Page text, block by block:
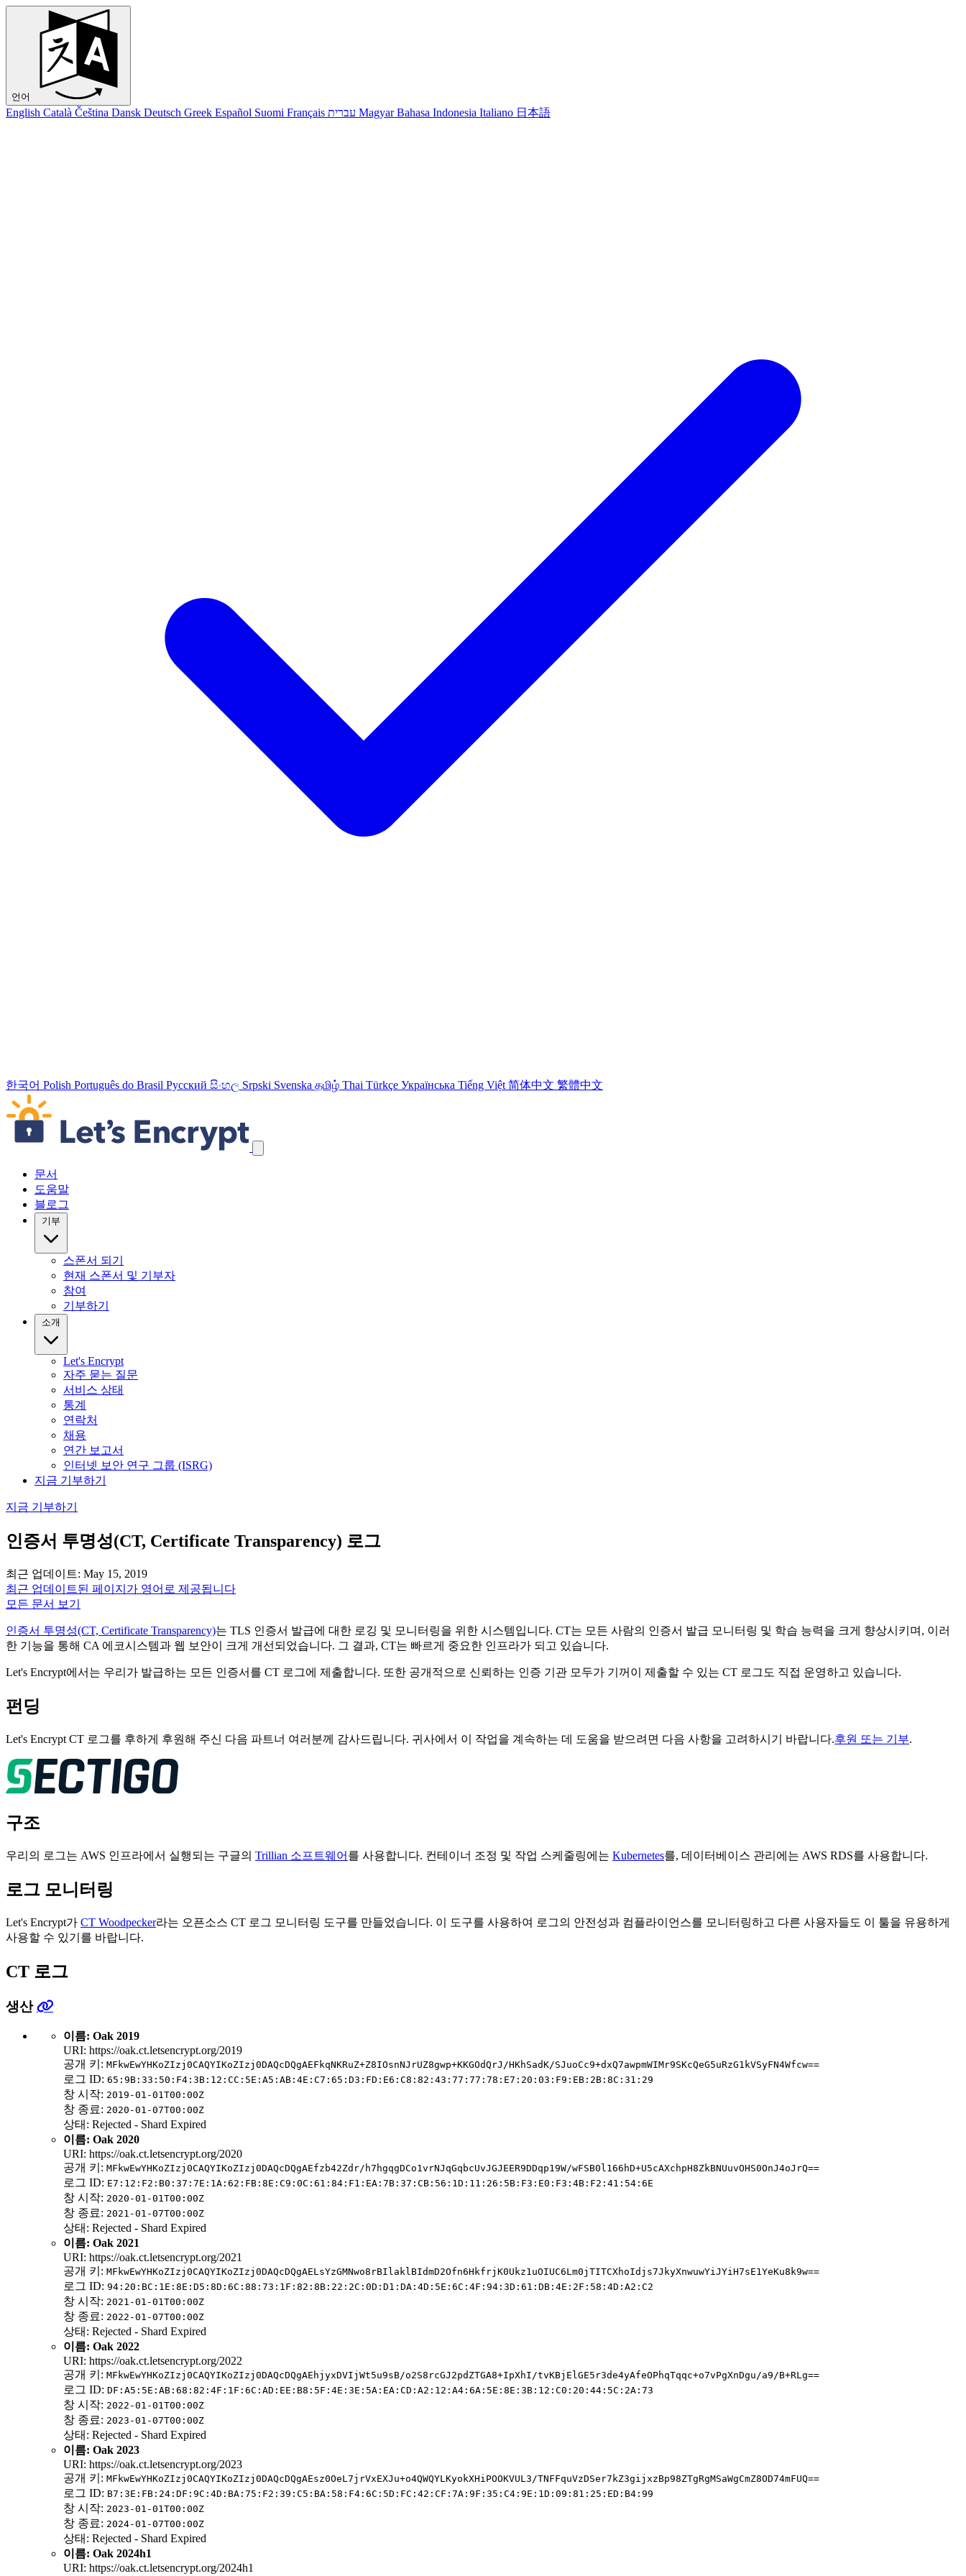
언어
English Català Čeština Dansk Deutsch Greek Español Suomi Français עברית Magyar Bahasa Indonesia Italiano 日本語
한국어 Polish Português do Brasil Русский සිංහල Srpski Svenska தமிழ் Thai Türkçe Українська Tiếng Việt 简体中文 繁體中文
탐색 링크 건너뛰기
문서
도움말
블로그
기부
스폰서 되기
현재 스폰서 및 기부자
참여
기부하기
소개
Let's Encrypt
자주 묻는 질문
서비스 상태
통계
연락처
채용
연간 보고서
인터넷 보안 연구 그룹 (ISRG)
지금 기부하기
지금 기부하기
인증서 투명성(CT, Certificate Transparency) 로그
최근 업데이트: May 15, 2019
최근 업데이트된 페이지가 영어로 제공됩니다
모든 문서 보기
인증서 투명성(CT, Certificate Transparency)는 TLS 인증서 발급에 대한 로깅 및 모니터링을 위한 시스템입니다. CT는 모든 사람의 인증서 발급 모니터링 및 학습 능력을 크게 향상시키며, 이러
한 기능을 통해 CA 에코시스템과 웹 보안이 크게 개선되었습니다. 그 결과, CT는 빠르게 중요한 인프라가 되고 있습니다.
Let's Encrypt에서는 우리가 발급하는 모든 인증서를 CT 로그에 제출합니다. 또한 공개적으로 신뢰하는 인증 기관 모두가 기꺼이 제출할 수 있는 CT 로그도 직접 운영하고 있습니다.
펀딩
Let's Encrypt CT 로그를 후하게 후원해 주신 다음 파트너 여러분께 감사드립니다. 귀사에서 이 작업을 계속하는 데 도움을 받으려면 다음 사항을 고려하시기 바랍니다.후원 또는 기부.
구조
우리의 로그는 AWS 인프라에서 실행되는 구글의 Trillian 소프트웨어 를 사용합니다. 컨테이너 조정 및 작업 스케줄링에는 Kubernetes를, 데이터베이스 관리에는 AWS RDS를 사용합니다.
로그 모니터링
Let's Encrypt가 CT Woodpecker라는 오픈소스 CT 로그 모니터링 도구를 만들었습니다. 이 도구를 사용하여 로그의 안전성과 컴플라이언스를 모니터링하고 다른 사용자들도 이 툴을 유용하게
사용할 수 있기를 바랍니다.
CT 로그
생산
이름: Oak 2019
URI: https://oak.ct.letsencrypt.org/2019
공개 키: MFkwEwYHKoZIzj0CAQYIKoZIzj0DAQcDQgAEFkqNKRuZ+Z8IOsnNJrUZ8gwp+KKGOdQrJ/HKhSadK/SJuoCc9+dxQ7awpmWIMr9SKcQeG5uRzG1kVSyFN4Wfcw==
로그 ID: 65:9B:33:50:F4:3B:12:CC:5E:A5:AB:4E:C7:65:D3:FD:E6:C8:82:43:77:77:78:E7:20:03:F9:EB:2B:8C:31:29
창 시작: 2019-01-01T00:00Z
창 종료: 2020-01-07T00:00Z
상태: Rejected - Shard Expired
이름: Oak 2020
URI: https://oak.ct.letsencrypt.org/2020
공개 키: MFkwEwYHKoZIzj0CAQYIKoZIzj0DAQcDQgAEfzb42Zdr/h7hgqgDCo1vrNJqGqbcUvJGJEER9DDqp19W/wFSB0l166hD+U5cAXchpH8ZkBNUuvOHS0OnJ4oJrQ==
로그 ID: E7:12:F2:B0:37:7E:1A:62:FB:8E:C9:0C:61:84:F1:EA:7B:37:CB:56:1D:11:26:5B:F3:E0:F3:4B:F2:41:54:6E
창 시작: 2020-01-01T00:00Z
창 종료: 2021-01-07T00:00Z
상태: Rejected - Shard Expired
이름: Oak 2021
URI: https://oak.ct.letsencrypt.org/2021
공개 키: MFkwEwYHKoZIzj0CAQYIKoZIzj0DAQcDQgAELsYzGMNwo8rBIlaklBIdmD2Ofn6HkfrjK0Ukz1uOIUC6Lm0jTITCXhoIdjs7JkyXnwuwYiJYiH7sE1YeKu8k9w==
로그 ID: 94:20:BC:1E:8E:D5:8D:6C:88:73:1F:82:8B:22:2C:0D:D1:DA:4D:5E:6C:4F:94:3D:61:DB:4E:2F:58:4D:A2:C2
창 시작: 2021-01-01T00:00Z
창 종료: 2022-01-07T00:00Z
상태: Rejected - Shard Expired
이름: Oak 2022
URI: https://oak.ct.letsencrypt.org/2022
공개 키: MFkwEwYHKoZIzj0CAQYIKoZIzj0DAQcDQgAEhjyxDVIjWt5u9sB/o2S8rcGJ2pdZTGA8+IpXhI/tvKBjElGE5r3de4yAfeOPhqTqqc+o7vPgXnDgu/a9/B+RLg==
로그 ID: DF:A5:5E:AB:68:82:4F:1F:6C:AD:EE:B8:5F:4E:3E:5A:EA:CD:A2:12:A4:6A:5E:8E:3B:12:C0:20:44:5C:2A:73
창 시작: 2022-01-01T00:00Z
창 종료: 2023-01-07T00:00Z
상태: Rejected - Shard Expired
이름: Oak 2023
URI: https://oak.ct.letsencrypt.org/2023
공개 키: MFkwEwYHKoZIzj0CAQYIKoZIzj0DAQcDQgAEsz0OeL7jrVxEXJu+o4QWQYLKyokXHiPOOKVUL3/TNFFquVzDSer7kZ3gijxzBp98ZTgRgMSaWgCmZ8OD74mFUQ==
로그 ID: B7:3E:FB:24:DF:9C:4D:BA:75:F2:39:C5:BA:58:F4:6C:5D:FC:42:CF:7A:9F:35:C4:9E:1D:09:81:25:ED:B4:99
창 시작: 2023-01-01T00:00Z
창 종료: 2024-01-07T00:00Z
상태: Rejected - Shard Expired
이름: Oak 2024h1
URI: https://oak.ct.letsencrypt.org/2024h1